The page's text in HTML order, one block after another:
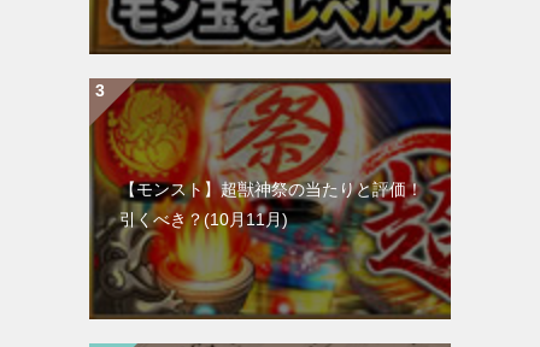
【モンスト】超獣神祭の当たりと評価！
引くべき？(10月11月)